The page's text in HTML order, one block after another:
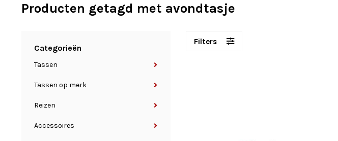
Producten getagd met avondtasje
Categorieën
Tassen
Tassen op merk
Reizen
Accessoires
Filters